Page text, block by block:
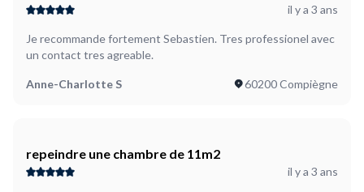
il y a 3 ans
Je recommande fortement Sebastien. Tres professionel avec
un contact tres agreable.
Anne-Charlotte S 60200 Compiègne
repeindre une chambre de 11m2
il y a 3 ans